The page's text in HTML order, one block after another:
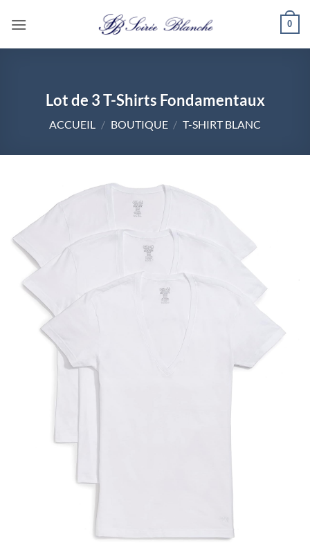
0
Lot de 3 T-Shirts Fondamentaux
ACCUEIL / BOUTIQUE / T-SHIRT BLANC